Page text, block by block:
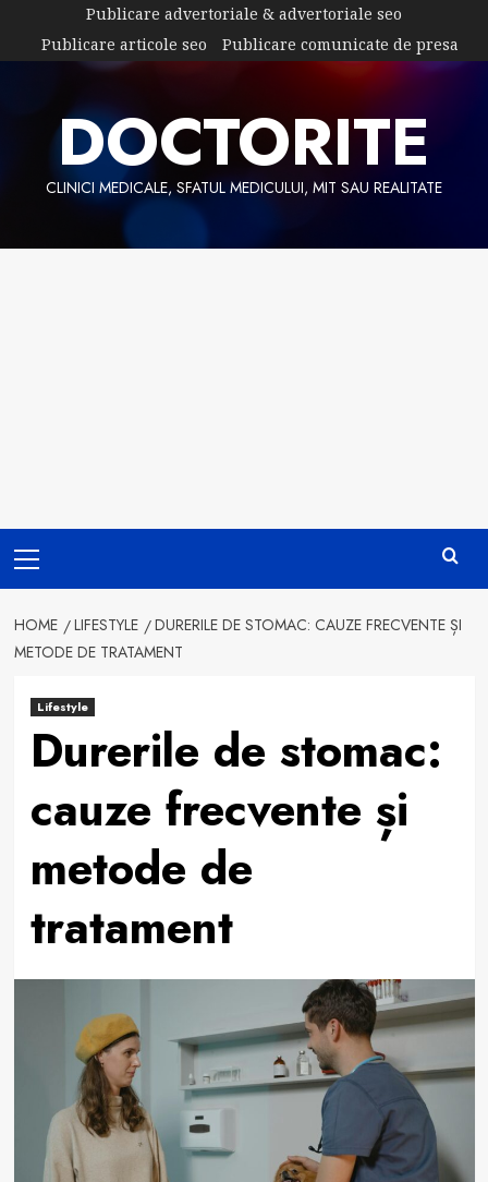
content
Publicare advertoriale & advertoriale seo
Publicare articole seo
Publicare comunicate de presa
DOCTORITE
CLINICI MEDICALE, SFATUL MEDICULUI, MIT SAU REALITATE
Menu
HOME LIFESTYLE
DURERILE DE STOMAC: CAUZE FRECVENTE ȘI
METODE DE TRATAMENT
Lifestyle
Durerile de stomac:
cauze frecvente și
metode de
tratament